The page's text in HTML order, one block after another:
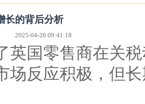
长的背后分析
2025-04-26 09:41:18
英国零售商在关
场反应积极，但